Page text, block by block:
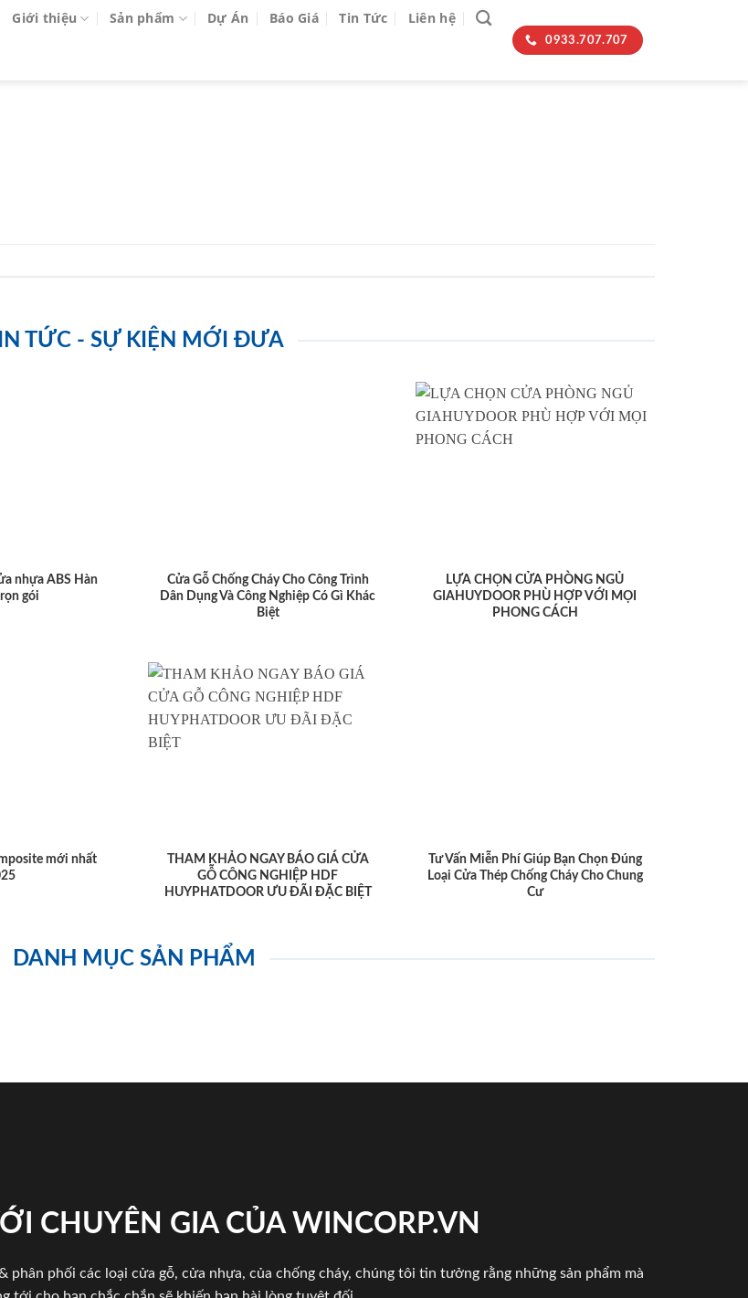
Giới thiệu Sản phẩm Dự Án Báo Giá Tin Tức Liên hệ
0933.707.707
TỨC - SỰ KIỆN MỚI ĐƯA
nhựa ABS Hàn
gói
Cửa Gỗ Chống Cháy Cho Công Trình
Dân Dụng Và Công Nghiệp Có Gì Khác
Biệt
LỰA CHỌN CỬA PHÒNG NGỦ
GIAHUYDOOR PHÙ HỢP VỚI MỌI
PHONG CÁCH
mới nhất
THAM KHẢO NGAY BÁO GIÁ CỬA
GỖ CÔNG NGHIỆP HDF
HUYPHATDOOR ƯU ĐÃI ĐẶC BIỆT
Tư Vấn Miễn Phí Giúp Bạn Chọn Đúng
Loại Cửa Thép Chống Cháy Cho Chung
Cư
DANH MỤC SẢN PHẨM
CHUYÊN GIA CỦA WINCORP.VN
phối các loại cửa gỗ, cửa nhựa, của chống cháy, chúng tôi tin tưởng rằng những sản phẩm mà